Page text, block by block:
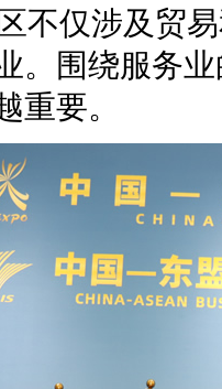
仅涉及贸易
。围绕服务
重要。